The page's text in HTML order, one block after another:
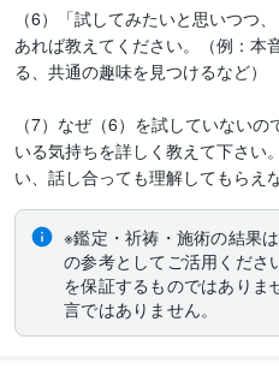
（6）「試してみたいと思いつつ
あれば教えてください。（例：本
る、共通の趣味を見つけるなど）
（7）なぜ（6）を試していない
いる気持ちを詳しく教えて下さい
い、話し合っても理解してもらえ
※鑑定・祈祷・施術の結果
の参考としてご活用くださ
を保証するものではありま
言ではありません。